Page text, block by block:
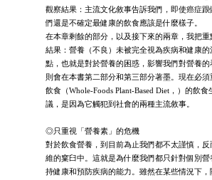
觀察結果：主流文化敘事告訴我們，即使癌症
們還是不確定最健康的飲食應該是什麼樣子。
在本章剩餘的部分，以及接下來的兩章，我把
結果：營養（不良）未被完全視為疾病和健康的
點，也就是對於營養的困惑，影響我們對營養的
則會在本書第二部分和第三部分著墨。現在必
飲食（Whole-Foods Plant-Based Diet，）的飲
議，是因為它觸犯到社會的兩種主流敘事。
◎只重視「營養素」的危機
對於飲食營養，到目前為止我們都不太謹慎，反
維的窠臼中。這就是為什麼我們都只針對個別
持健康和預防疾病的能力。雖然在某些情況下，